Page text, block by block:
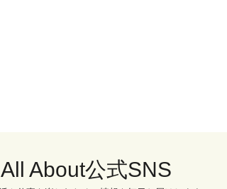
All About公式SNS